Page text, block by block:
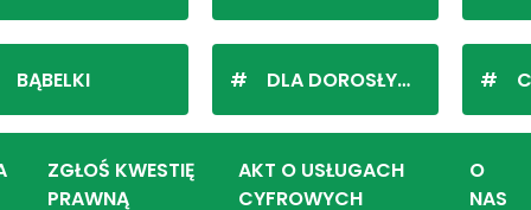
BĄBELKI DLA DOROSŁYCH
ZGŁOŚ KWESTIĘ
PRAWNĄ
AKT O USŁUGACH
CYFROWYCH
O
NAS